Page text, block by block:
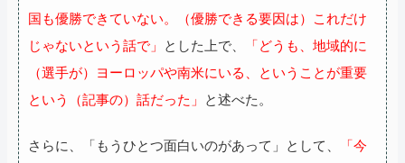
国も優勝できていない。（優勝できる要因は）これだけ
じゃないという話で」
とした上で、
「どうも、地域的に
（選手が）ヨーロッパや南米にいる、ということが重要
という（記事の）話だった」
と述べた。
さらに、「もうひとつ面白いのがあって」として、
「今